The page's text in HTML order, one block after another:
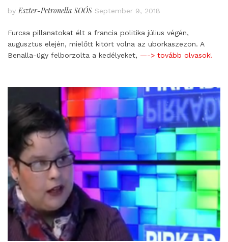
by Eszter-Petronella SOÓS September 9, 2018
Furcsa pillanatokat élt a francia politika július végén,
augusztus elején, mielőtt kitört volna az uborkaszezon. A
Benalla-ügy felborzolta a kedélyeket, —-> tovább olvasok!